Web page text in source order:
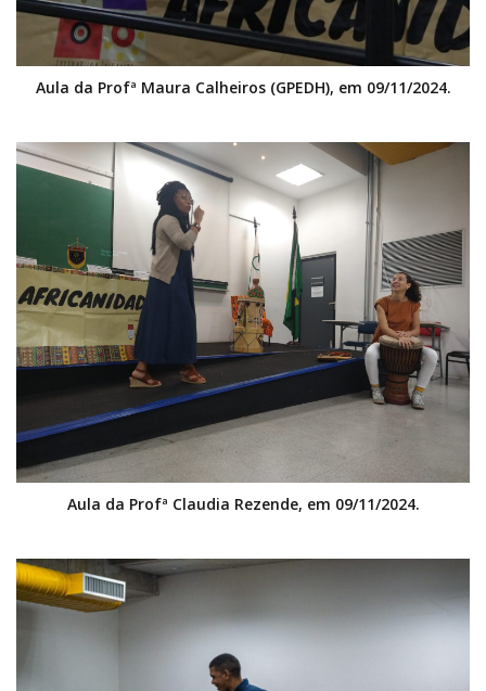
Aula da Profª Maura Calheiros (GPEDH), em 09/11/2024.
Aula da Profª Claudia Rezende, em 09/11/2024.